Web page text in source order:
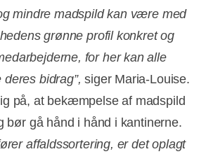
mindre madspild kan være med
grønne profil konkret og
for her kan alle
bidrag”, siger Maria-Louise.
på, at bekæmpelse af madspild
bør gå hånd i hånd i kantinerne.
affaldssortering, er det oplagt